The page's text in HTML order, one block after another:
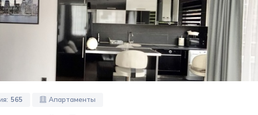
565 Апартаменты